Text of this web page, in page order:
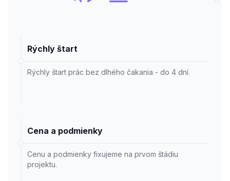
Rýchly štart
Rýchly štart prác bez dlhého čakania - do 4 dní.
Cena a podmienky
Cenu a podmienky fixujeme na prvom štádiu
projektu.